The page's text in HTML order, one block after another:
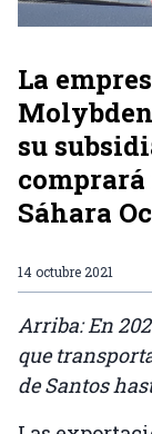
La
su
Sáhara
14 octubre 2021
Arriba: En
que
de Santos